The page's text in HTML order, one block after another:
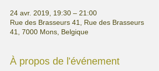
24 avr. 2019, 19:30 – 21:00
Rue des Brasseurs 41, Rue des Brasseurs
41, 7000 Mons, Belgique
À propos de l'événement